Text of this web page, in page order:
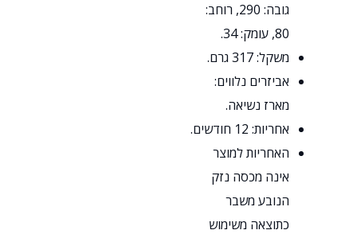
גובה: 290, רוחב:
80, עומק: 34.
משקל: 317 גרם.
אביזרים נלווים:
מארז נשיאה.
אחריות: 12 חודשים.
האחריות למוצר
אינה מכסה נזק
הנובע משבר
כתוצאה משימוש